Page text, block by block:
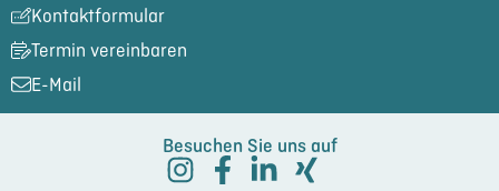
Kontaktformular
Termin vereinbaren
E-Mail
Besuchen Sie uns auf